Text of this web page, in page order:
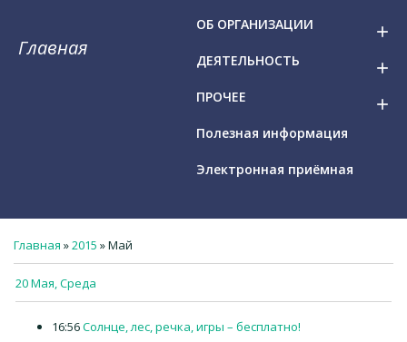
Главная
ОБ ОРГАНИЗАЦИИ add
ДЕЯТЕЛЬНОСТЬ add
ПРОЧЕЕ add
Полезная информация
Электронная приёмная
Главная »2015 »Май
20 Мая, Среда
16:56Солнце, лес, речка, игры – бесплатно!